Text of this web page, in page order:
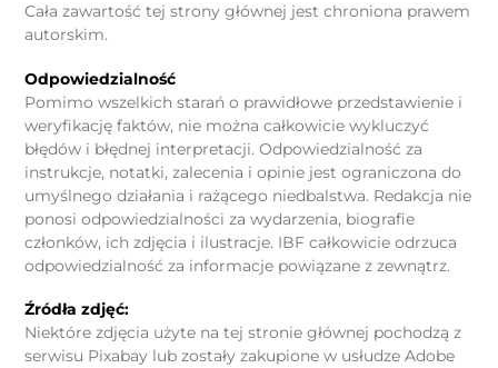
Cała zawartość tej strony głównej jest chroniona prawem
autorskim.
Odpowiedzialność
Pomimo wszelkich starań o prawidłowe przedstawienie i
weryfikację faktów, nie można całkowicie wykluczyć
błędów i błędnej interpretacji. Odpowiedzialność za
instrukcje, notatki, zalecenia i opinie jest ograniczona do
umyślnego działania i rażącego niedbalstwa. Redakcja nie
ponosi odpowiedzialności za wydarzenia, biografie
członków, ich zdjęcia i ilustracje. IBF całkowicie odrzuca
odpowiedzialność za informacje powiązane z zewnątrz.
Źródła zdjęć:
Niektóre zdjęcia użyte na tej stronie głównej pochodzą z
serwisu Pixabay lub zostały zakupione w usłudze Adobe